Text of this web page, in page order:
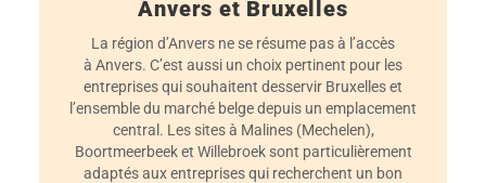
Anvers et Bruxelles
La région d’Anvers ne se résume pas à l’accès
à Anvers. C’est aussi un choix pertinent pour les
entreprises qui souhaitent desservir Bruxelles et
l’ensemble du marché belge depuis un emplacement
central. Les sites à Malines (Mechelen),
Boortmeerbeek et Willebroek sont particulièrement
adaptés aux entreprises qui recherchent un bon